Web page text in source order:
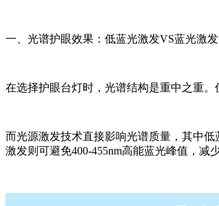
一、光谱护眼效果：低蓝光激发VS蓝光激发
在选择护眼台灯时，光谱结构是重中之重
而光源激发技术直接影响光谱质量，其中
激发则可避免400-455nm高能蓝光峰值，减